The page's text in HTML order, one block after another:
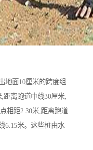
地面10厘米的跨度组
距离跑道中线30厘米,
相距2.30米,距离跑道
6.15米。这些桩由水